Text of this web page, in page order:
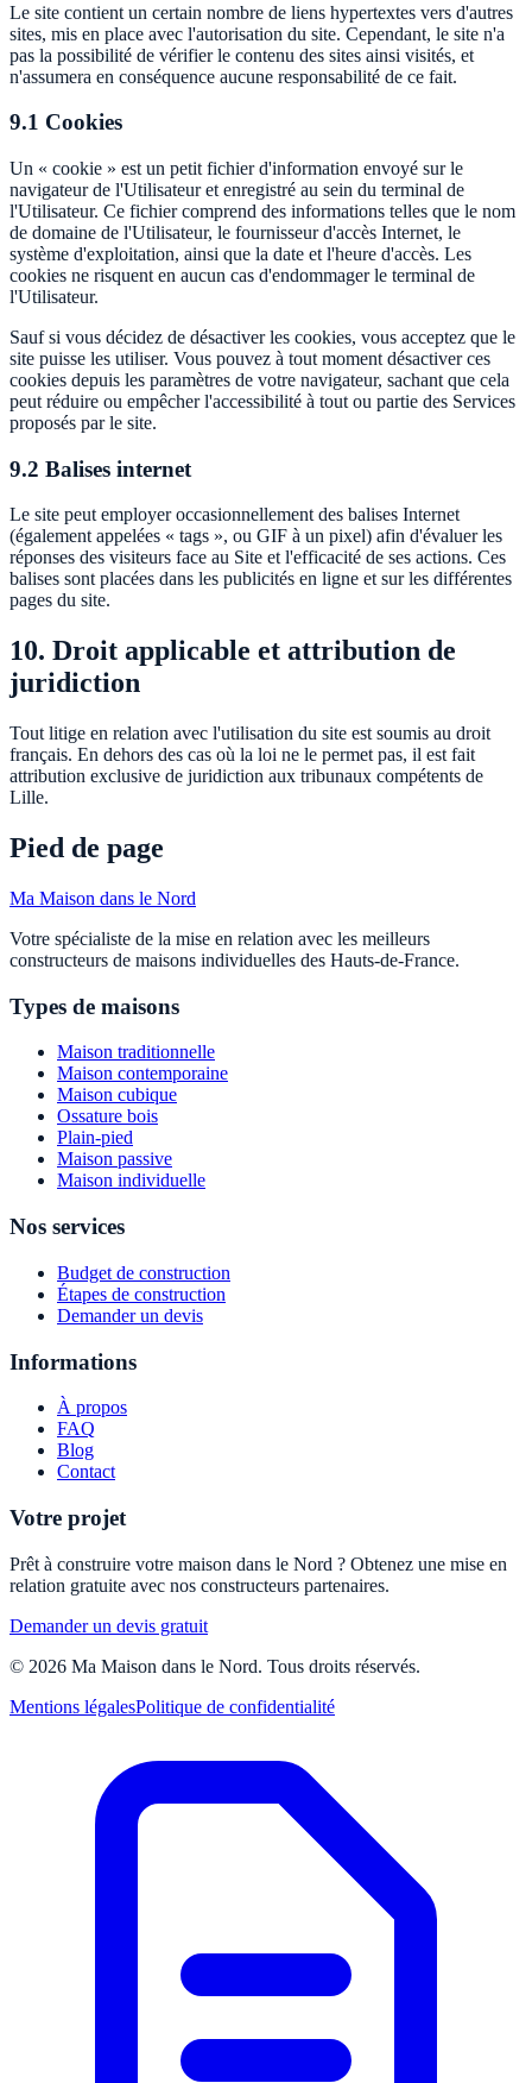
Le site contient un certain nombre de liens hypertextes vers d'autres
sites, mis en place avec l'autorisation du site. Cependant, le site n'a
pas la possibilité de vérifier le contenu des sites ainsi visités, et
n'assumera en conséquence aucune responsabilité de ce fait.
9.1 Cookies
Un « cookie » est un petit fichier d'information envoyé sur le
navigateur de l'Utilisateur et enregistré au sein du terminal de
l'Utilisateur. Ce fichier comprend des informations telles que le nom
de domaine de l'Utilisateur, le fournisseur d'accès Internet, le
système d'exploitation, ainsi que la date et l'heure d'accès. Les
cookies ne risquent en aucun cas d'endommager le terminal de
l'Utilisateur.
Sauf si vous décidez de désactiver les cookies, vous acceptez que le
site puisse les utiliser. Vous pouvez à tout moment désactiver ces
cookies depuis les paramètres de votre navigateur, sachant que cela
peut réduire ou empêcher l'accessibilité à tout ou partie des Services
proposés par le site.
9.2 Balises internet
Le site peut employer occasionnellement des balises Internet
(également appelées « tags », ou GIF à un pixel) afin d'évaluer les
réponses des visiteurs face au Site et l'efficacité de ses actions. Ces
balises sont placées dans les publicités en ligne et sur les différentes
pages du site.
10. Droit applicable et attribution de
juridiction
Tout litige en relation avec l'utilisation du site est soumis au droit
français. En dehors des cas où la loi ne le permet pas, il est fait
attribution exclusive de juridiction aux tribunaux compétents de
Lille.
Pied de page
Ma Maison dans le Nord
Votre spécialiste de la mise en relation avec les meilleurs
constructeurs de maisons individuelles des Hauts-de-France.
Types de maisons
Maison traditionnelle
Maison contemporaine
Maison cubique
Ossature bois
Plain-pied
Maison passive
Maison individuelle
Nos services
Budget de construction
Étapes de construction
Demander un devis
Informations
À propos
FAQ
Blog
Contact
Votre projet
Prêt à construire votre maison dans le Nord ? Obtenez une mise en
relation gratuite avec nos constructeurs partenaires.
Demander un devis gratuit
© 2026 Ma Maison dans le Nord. Tous droits réservés.
Mentions légalesPolitique de confidentialité